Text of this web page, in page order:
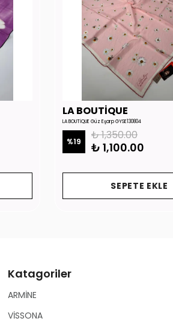
LA BOUTİQUE
LA BOUTİQUE Güz Eşarp GYSE130804
%19 ₺ 1,350.00
₺ 1,100.00
SEPETE EKLE
Katagoriler
ARMİNE
VİSSONA